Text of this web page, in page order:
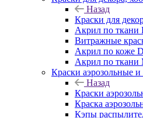
Назад
Краски для
Акрил по ткани
Витражные
Акрил по коже
Акрил по ткани
Краски аэрозольные
Назад
Краски
Краска
Кэпы